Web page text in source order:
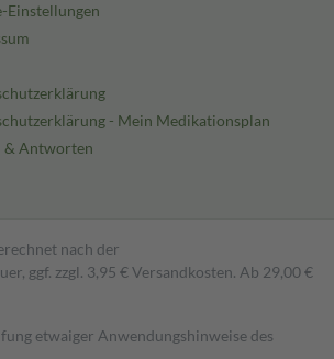
Einstellungen
- Mein Medikationsplan
& Antworten
nach der
ggf. zzgl. 3,95 € Versandkosten. Ab 29,00 €
etwaiger Anwendungshinweise des